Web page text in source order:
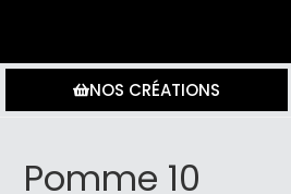
NOS CRÉATIONS
Pomme 10